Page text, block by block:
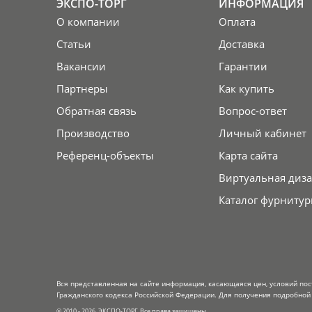
ЭКСПО-ТОРГ
О компании
Статьи
Вакансии
Партнеры
Обратная связь
Производство
Референц-объекты
ИНФОРМАЦИЯ
Оплата
Доставка
Гарантии
Как купить
Вопрос-ответ
Личный кабинет
Карта сайта
Виртуальная
Каталог
Вся представленная на сайте информация, касающаяся цен, условий
Гражданского кодекса Российской Федерации. Для получения